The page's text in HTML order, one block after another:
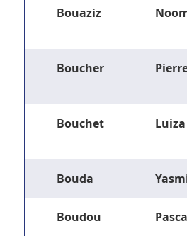
Bouaziz
Boucher
Bouchet Luiza
Bouda
Boudou